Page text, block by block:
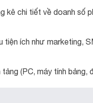
kê chi tiết về doanh số
tiện ích như marketing,
(PC, máy tính bảng,